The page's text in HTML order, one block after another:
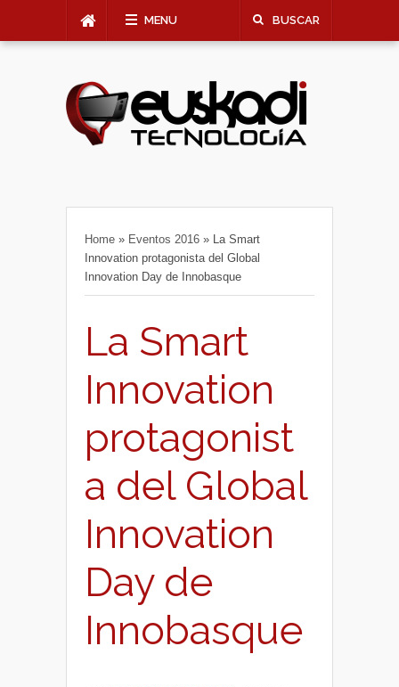
MENU BUSCAR
Home » Eventos 2016 » La Smart
Innovation protagonista del Global
Innovation Day de Innobasque
La Smart
Innovation
protagonist
a del Global
Innovation
Day de
Innobasque